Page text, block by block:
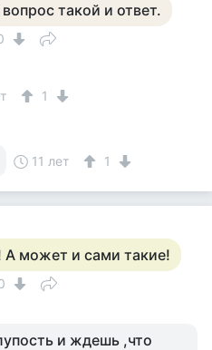
такой и ответ.
1
11 лет 1
может и сами такие!
и ждешь ,что